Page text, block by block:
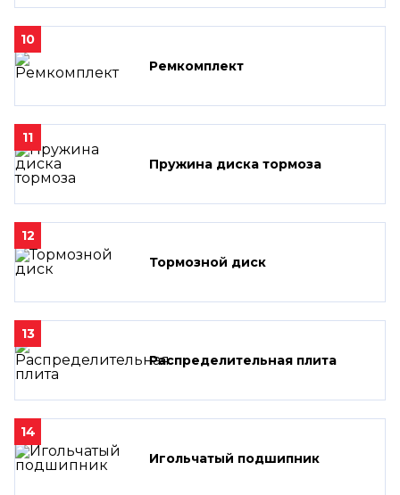
10
Ремкомплект
11
Пружина диска тормоза
12
Тормозной диск
13
Распределительная плита
14
Игольчатый подшипник